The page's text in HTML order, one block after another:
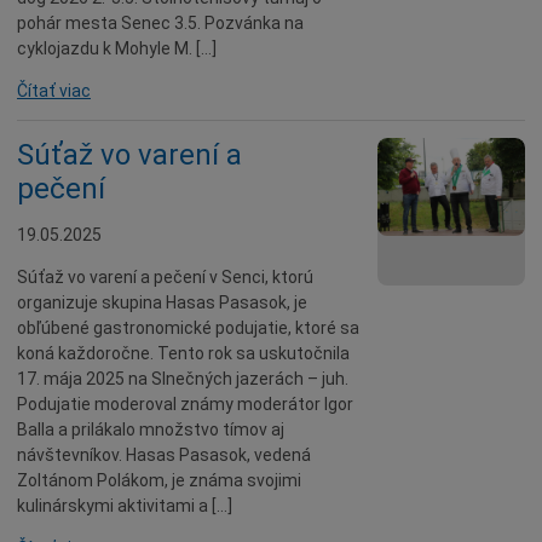
Dobrovoľníctvo
Benefícia
Duchovný život
Tradície
Zvieratá
Súťaž
Pracovné ponuky
pohár mesta Senec 3.5. Pozvánka na
cyklojazdu k Mohyle M. […]
Čítať viac
Súťaž vo varení a
pečení
19.05.2025
Súťaž vo varení a pečení v Senci, ktorú
organizuje skupina Hasas Pasasok, je
obľúbené gastronomické podujatie, ktoré sa
koná každoročne. Tento rok sa uskutočnila
17. mája 2025 na Slnečných jazerách – juh.
Podujatie moderoval známy moderátor Igor
Balla a prilákalo množstvo tímov aj
návštevníkov. Hasas Pasasok, vedená
Zoltánom Polákom, je známa svojimi
kulinárskymi aktivitami a […]